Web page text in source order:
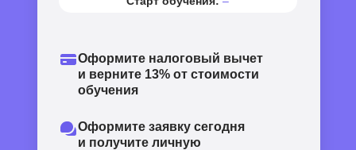
Оформите налоговый вычет
и верните 13% от стоимости
обучения
Оформите заявку сегодня
и получите личную